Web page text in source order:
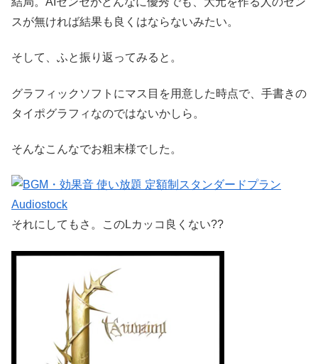
スが無ければ結果も良くはならないみたい。
そして、ふと振り返ってみると。
グラフィックソフトにマス目を用意した時点で、手書きの
タイポグラフィなのではないかしら。
そんなこんなでお粗末様でした。
それにしてもさ。このLカッコ良くない??